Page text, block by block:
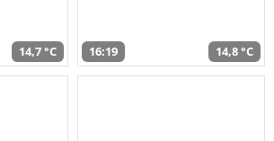
14,7 °C 16:19 14,8 °C